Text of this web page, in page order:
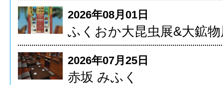
2026年08月01日
ふくおか大昆虫展&大鉱物
2026年07月25日
赤坂 みふく